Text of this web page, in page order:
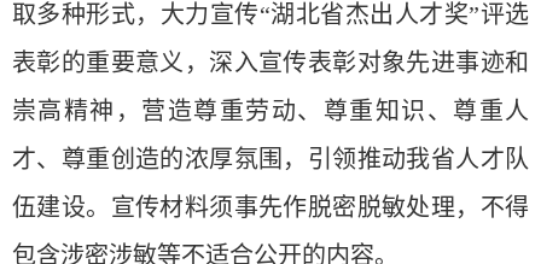
取多种形式，大力宣传“湖北省杰出人才奖”评选
表彰的重要意义，深入宣传表彰对象先进事迹和
崇高精神，营造尊重劳动、尊重知识、尊重人
才、尊重创造的浓厚氛围，引领推动我省人才队
伍建设。宣传材料须事先作脱密脱敏处理，不得
包含涉密涉敏等不适合公开的内容。